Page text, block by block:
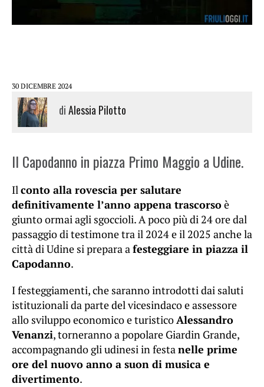
30 DICEMBRE 2024
diAlessia Pilotto
Il Capodanno in piazza Primo Maggio a Udine.
Ilconto alla rovescia per salutare
definitivamente l’anno appena trascorsoè
giunto ormai agli sgoccioli. A poco più di 24 ore dal
passaggio di testimone tra il 2024 e il 2025 anche la
città di Udine si prepara afesteggiare in piazza il
Capodanno.
I festeggiamenti, che saranno introdotti dai saluti
istituzionali da parte del vicesindaco e assessore
allo sviluppo economico e turisticoAlessandro
Venanzi, torneranno a popolare Giardin Grande,
accompagnando gli udinesi in festanelle prime
ore del nuovo anno a suon di musica e
divertimento.